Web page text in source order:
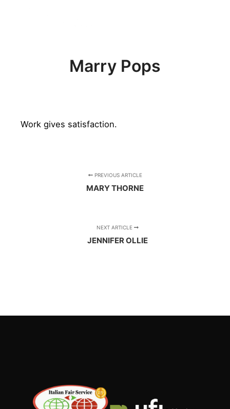
Marry Pops
Work gives satisfaction.
PREVIOUS ARTICLE
MARY THORNE
NEXT ARTICLE
JENNIFER OLLIE